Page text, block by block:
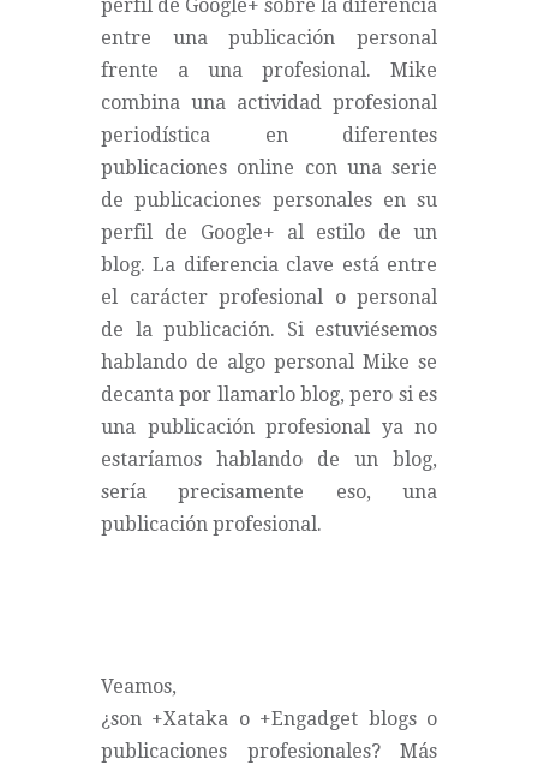
perfil de Google+ sobre la diferencia
entre una publicación personal
frente a una profesional. Mike
combina una actividad profesional
periodística en diferentes
publicaciones online con una serie
de publicaciones personales en su
perfil de Google+ al estilo de un
blog. La diferencia clave está entre
el carácter profesional o personal
de la publicación. Si estuviésemos
hablando de algo personal Mike se
decanta por llamarlo blog, pero si es
una publicación profesional ya no
estaríamos hablando de un blog,
sería precisamente eso, una
publicación profesional.
Veamos,
¿son +Xataka o +Engadget blogs o
publicaciones profesionales? Más